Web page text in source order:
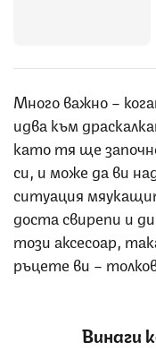
Много важно –
идва към
като тя ще
си, и може да ви
ситуация
доста свирепи и
този аксесоар,
ръцете ви –
Винаги